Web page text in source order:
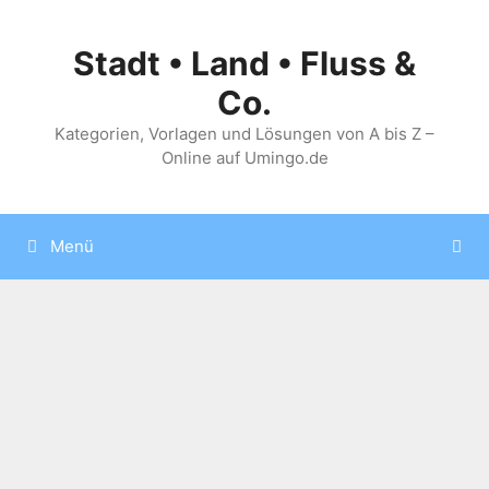
springenStadt • Land • Fluss &
Co.
Kategorien, Vorlagen und Lösungen von A bis Z –
Online auf Umingo.de
Menü